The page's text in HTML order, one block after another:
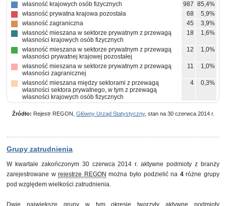
własność krajowych osób fizycznych 987 85,4%
własność prywatna krajowa pozostała
68
5,9%
własność zagraniczna
45
3,9%
własność mieszana w sektorze prywatnym z przewagą
własności krajowych osób fizycznych
18 1,6%
własność mieszana w sektorze prywatnym z przewagą
własności prywatnej krajowej pozostałej
12 1,0%
własność mieszana w sektorze prywatnym z przewagą
własności zagranicznej
11 1,0%
własność mieszana między sektorami z przewagą
własności sektora prywatnego, w tym z przewagą
własności krajowych osób fizycznych
4 0,3%
własności sektora publicznego, w tym z przewagą
przewagi któregokolwiek rodzaju własności prywatnej
własność mieszana między sektorami z przewagą
własności sektora prywatnego, w tym z przewagą
własności prywatnej krajowej pozostałej
pozostałe 2
Źródło: Rejestr REGON, Główny Urząd Statystyczny, stan na 30 czerwca 2014 r.
Grupy zatrudnienia
W kwartale zakończonym 30 czerwca 2014 r. aktywne podmioty z branży
zarejestrowane wrejestrze REGON można było podzielić na 4różne grupy
pod względem wielkości zatrudnienia.
Dwie największe grupy w tym okresie tworzyły aktywne podmioty